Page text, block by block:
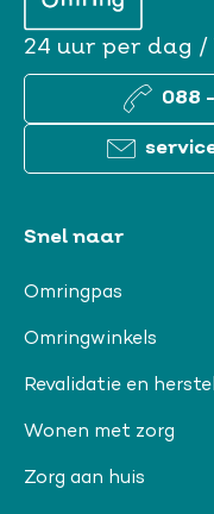
24 uur per dag /
088
Snel naar
Omringpas
Omringwinkels
Revalidatie en herstel
Wonen met zorg
Zorg aan huis